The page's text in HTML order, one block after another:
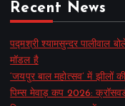
Recent News
पद्मश्री श्यामसुन्दर पालीवाल
मॉडल है
‘जयपुर बाल महोत्सव’ में झीलों
पिम्स मेवाड़ कप 2026: